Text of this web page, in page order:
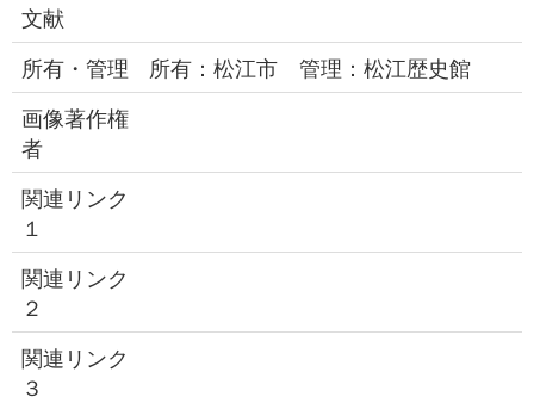
文献
所有・管理
所有：松江市 管理：松江歴史館
画像著作権
者
関連リンク
１
関連リンク
２
関連リンク
３